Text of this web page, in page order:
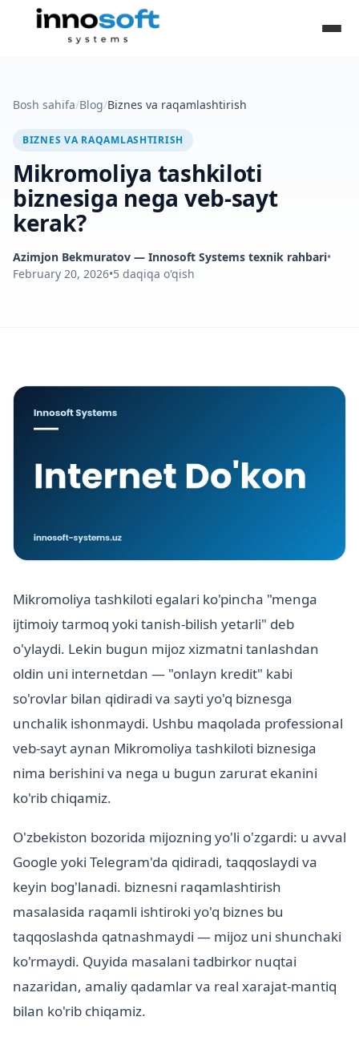
Bosh sahifa/Blog/Biznes va raqamlashtirish
BIZNES VA RAQAMLASHTIRISH
Mikromoliya tashkiloti
biznesiga nega veb-sayt
kerak?
Azimjon Bekmuratov — Innosoft Systems texnik rahbari•
February 20, 2026•5 daqiqa o'qish
Mikromoliya tashkiloti egalari ko'pincha "menga
ijtimoiy tarmoq yoki tanish-bilish yetarli" deb
o'ylaydi. Lekin bugun mijoz xizmatni tanlashdan
oldin uni internetdan — "onlayn kredit" kabi
so'rovlar bilan qidiradi va sayti yo'q biznesga
unchalik ishonmaydi. Ushbu maqolada professional
veb-sayt aynan Mikromoliya tashkiloti biznesiga
nima berishini va nega u bugun zarurat ekanini
ko'rib chiqamiz.
O'zbekiston bozorida mijozning yo'li o'zgardi: u avval
Google yoki Telegram'da qidiradi, taqqoslaydi va
keyin bog'lanadi. biznesni raqamlashtirish
masalasida raqamli ishtiroki yo'q biznes bu
taqqoslashda qatnashmaydi — mijoz uni shunchaki
ko'rmaydi. Quyida masalani tadbirkor nuqtai
nazaridan, amaliy qadamlar va real xarajat-mantiq
bilan ko'rib chiqamiz.